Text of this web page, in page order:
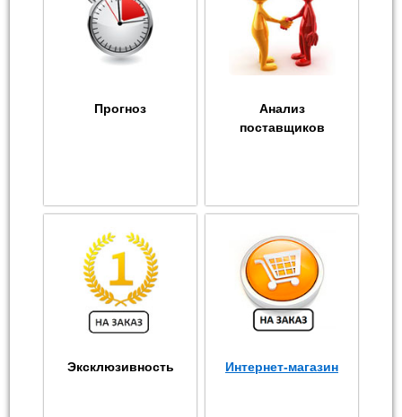
Прогноз
Анализ
поставщиков
Эксклюзивность Интернет-магазин